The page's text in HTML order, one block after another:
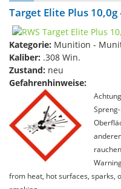
Target Elite Plus 10,0g
Kategorie: Munition -
Kaliber: .308 Win.
Zustand: neu
Gefahrenhinweise:
from heat, hot surfaces, sparks,